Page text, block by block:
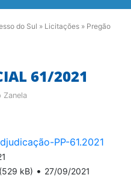
do Sul » Licitações » Pregão
61/2021
Zanela
PP-61.2021
(529 kB) • 27/09/2021